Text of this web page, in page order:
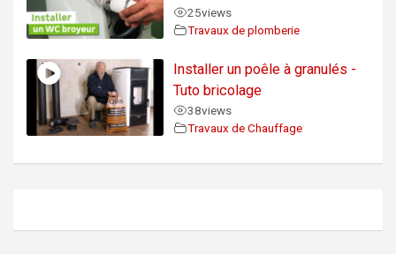
25views
Travaux de plomberie
Installer un poêle à granulés -
Tuto bricolage
38views
Travaux de Chauffage